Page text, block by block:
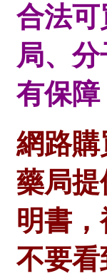
合法
局、
有保障
網路
藥局
明書
不要